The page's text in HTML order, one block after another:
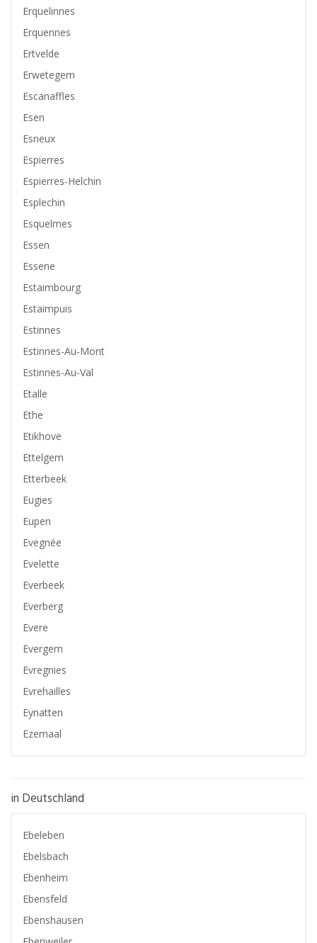
Erquelinnes
Erquennes
Ertvelde
Erwetegem
Escanaffles
Esen
Esneux
Espierres
Espierres-Helchin
Esplechin
Esquelmes
Essen
Essene
Estaimbourg
Estaimpuis
Estinnes
Estinnes-Au-Mont
Estinnes-Au-Val
Etalle
Ethe
Etikhove
Ettelgem
Etterbeek
Eugies
Eupen
Evegnée
Evelette
Everbeek
Everberg
Evere
Evergem
Evregnies
Evrehailles
Eynatten
Ezemaal
in Deutschland
Ebeleben
Ebelsbach
Ebenheim
Ebensfeld
Ebenshausen